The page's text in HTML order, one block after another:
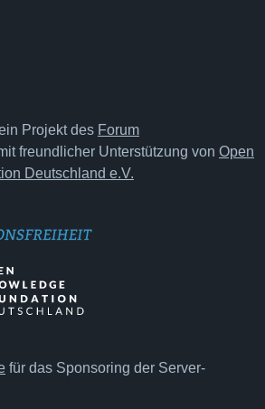
Projekt des Forum
freundlicher Unterstützung von Open
Deutschland e.V.
für das Sponsoring der Server-